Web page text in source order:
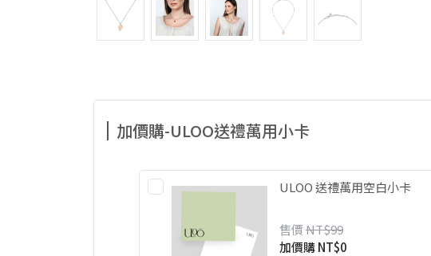
加價購-ULOO送禮萬用小卡
ULOO 送禮萬用空白小卡
售價NT$99
加價購NT$0